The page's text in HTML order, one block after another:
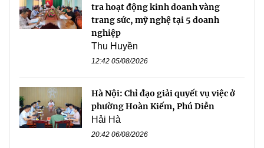
tra hoạt động kinh doanh vàng
trang sức, mỹ nghệ tại 5 doanh
nghiệp
Thu Huyền
12:42 05/08/2026
Hà Nội: Chỉ đạo giải quyết vụ việc ở
phường Hoàn Kiếm, Phú Diễn
Hải Hà
20:42 06/08/2026